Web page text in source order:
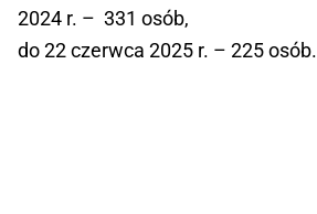
2024 r. – 331 osób,
do 22 czerwca 2025 r. – 225 osób.